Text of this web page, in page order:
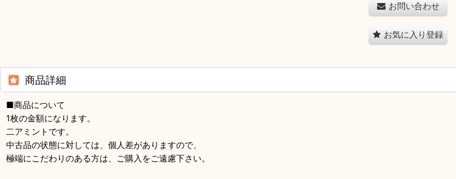
お問い合わせ
お気に入り登録
商品詳細
■商品について
1枚の金額になります。
二アミントです。
中古品の状態に対しては、個人差がありますので、
極端にこだわりのある方は、ご購入をご遠慮下さい。